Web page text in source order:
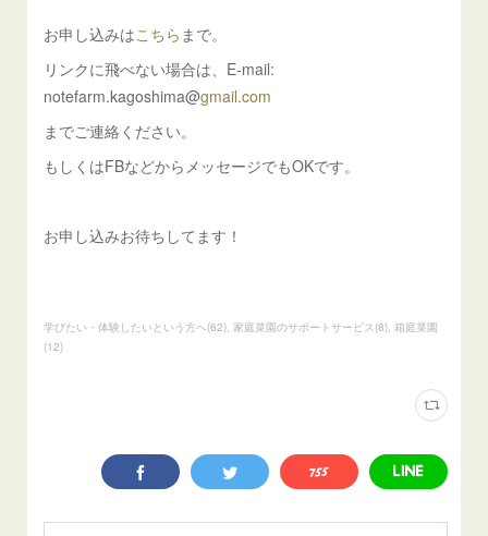
お申し込みはこちら まで。
リンクに飛べない場合は、E-mail:
notefarm.kagoshima@gmail.com
までご連絡ください。
もしくはFBなどからメッセージでもOKです。
お申し込みお待ちしてます！
学びたい・体験したいという方へ(62) 家庭菜園のサポートサービス (8) 箱庭菜園
(12)